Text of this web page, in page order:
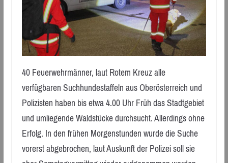
40 Feuerwehrmänner, laut Rotem Kreuz alle
verfügbaren Suchhundestaffeln aus Oberösterreich und
Polizisten haben bis etwa 4.00 Uhr Früh das Stadtgebiet
und umliegende Waldstücke durchsucht. Allerdings ohne
Erfolg. In den frühen Morgenstunden wurde die Suche
vorerst abgebrochen, laut Auskunft der Polizei soll sie